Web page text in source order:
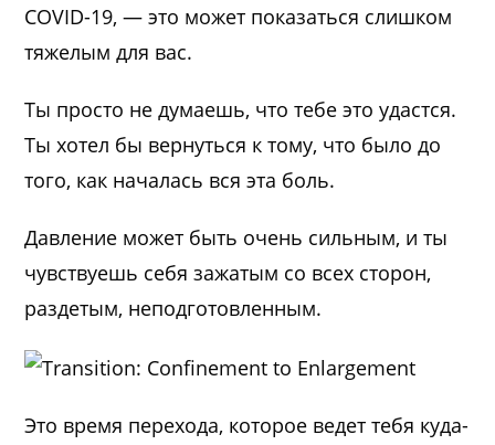
COVID-19, — это может показаться слишком
тяжелым для вас.
Ты просто не думаешь, что тебе это удастся.
Ты хотел бы вернуться к тому, что было до
того, как началась вся эта боль.
Давление может быть очень сильным, и ты
чувствуешь себя зажатым со всех сторон,
раздетым, неподготовленным.
Это время перехода, которое ведет тебя куда-